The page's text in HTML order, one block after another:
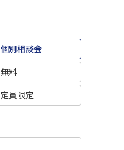
個別相談会
無料
定員限定